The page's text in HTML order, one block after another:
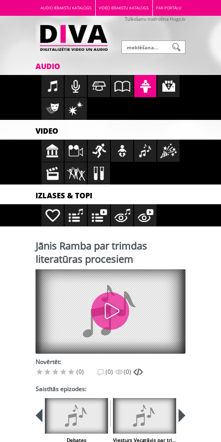
AUDIO IERAKSTU KATALOGS VIDEO IERAKSTU KATALOGS PAR PORTĀLU
Tulkošanu nodrošina Hugo.lv
AUDIO
VIDEO
IZLASES & TOPI
Jānis Ramba par trimdas
literatūras procesiem
Novērtēt:
(0)
(0) (0)
Saistītās epizodes:
Debates Viesturs Vecgrāvis par trimdas literatūras vēsturi